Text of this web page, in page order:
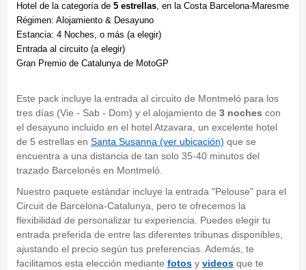
Hotel de la categoría de 5 estrellas, en la Costa Barcelona-Maresme
Régimen: Alojamiento & Desayuno
Estancia: 4 Noches, o más (a elegir)
Entrada al circuito (a elegir)
Gran Premio de Catalunya de MotoGP
Este pack incluye la entrada al circuito de Montmeló para los
tres días (Vie - Sab - Dom) y el alojamiento de 3 noches con
el desayuno incluido en el hotel Atzavara, un excelente hotel
de 5 estrellas en Santa Susanna (ver ubicación) que se
encuentra a una distancia de tan solo 35-40 minutos del
trazado Barcelonés en Montmeló.
Nuestro paquete estándar incluye la entrada "Pelouse" para el
Circuit de Barcelona-Catalunya, pero te ofrecemos la
flexibilidad de personalizar tu experiencia. Puedes elegir tu
entrada preferida de entre las diferentes tribunas disponibles,
ajustando el precio según tus preferencias. Además, te
facilitamos esta elección mediante fotosy videosque te